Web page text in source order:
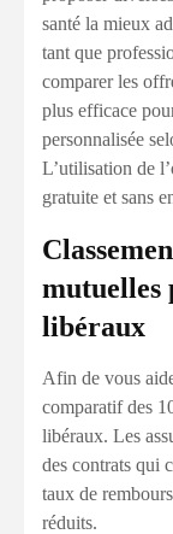
santé la mieux
tant que
comparer les
plus efficace
personnalisée
L’utilisation de
gratuite et sans
mutuelles
libéraux
Afin de vous
comparatif des
libéraux. Les
des contrats qui
taux de
réduits.